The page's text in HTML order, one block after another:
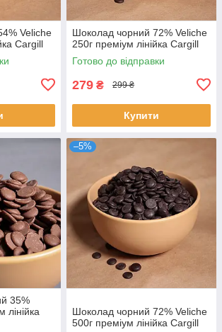
Veliche
Cargill
Шоколад чорний 72% Veliche
250г преміум лінійка Cargill
Готово до відправки
279 ₴ 299 ₴
Купити
35%
лінійка
–5%
Шоколад чорний 72% Veliche
500г преміум лінійка Cargill